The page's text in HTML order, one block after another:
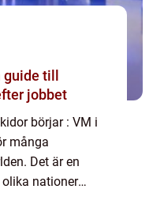
jobbet
börjar : VM i
många
Det är en
nationer